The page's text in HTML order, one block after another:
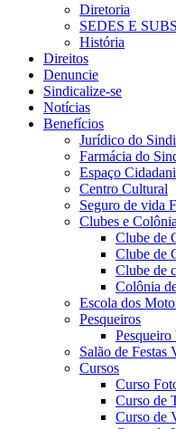
Diretoria
SEDES E
História
Direitos
Denuncie
Sindicalize-se
Notícias
Benefícios
Jurídico do
Farmácia do
Espaço
Centro Cultural
Seguro de vida
Clubes e
Clube de
Clube de
Clube de
Colônia
Escola dos
Pesqueiros
Salão de Festas
Cursos
Curso
Curso de
Curso de